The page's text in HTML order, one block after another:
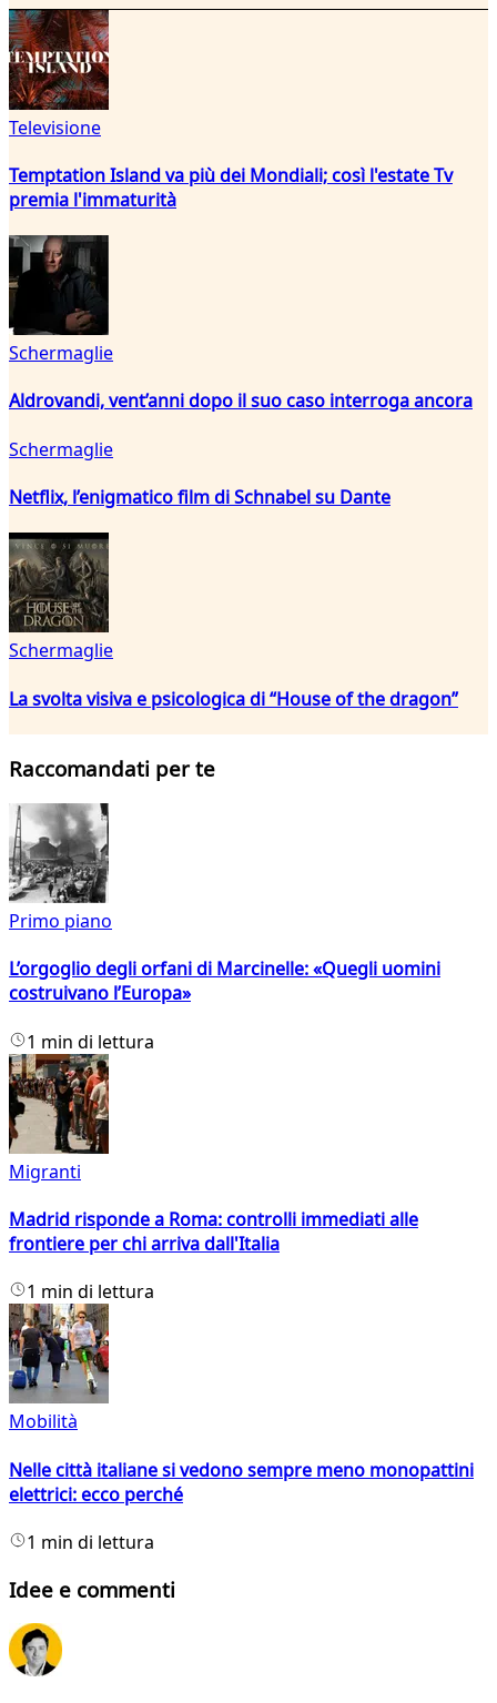
Televisione
Temptation Island va più dei Mondiali; così l'estate Tv
premia l'immaturità
Schermaglie
Aldrovandi, vent’anni dopo il suo caso interroga ancora
Schermaglie
Netflix, l’enigmatico film di Schnabel su Dante
Schermaglie
La svolta visiva e psicologica di “House of the dragon”
Raccomandati per te
Primo piano
L’orgoglio degli orfani di Marcinelle: «Quegli uomini
costruivano l’Europa»
1 min di lettura
Migranti
Madrid risponde a Roma: controlli immediati alle
frontiere per chi arriva dall'Italia
1 min di lettura
Mobilità
Nelle città italiane si vedono sempre meno monopattini
elettrici: ecco perché
1 min di lettura
Idee e commenti